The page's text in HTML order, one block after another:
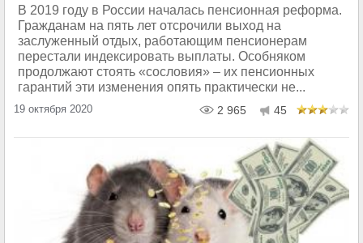
В 2019 году в России началась пенсионная реформа.
Гражданам на пять лет отсрочили выход на
заслуженный отдых, работающим пенсионерам
перестали индексировать выплаты. Особняком
продолжают стоять «сословия» – их пенсионных
гарантий эти изменения опять практически не...
19 октября 2020 2 965 45